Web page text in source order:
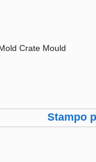
Stampo